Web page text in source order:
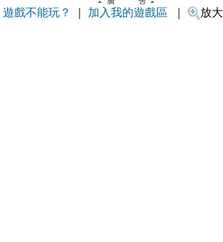
遊戲不能玩？ 加入我的遊戲區 放大